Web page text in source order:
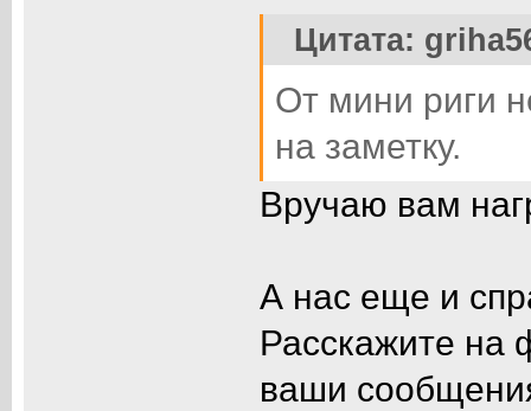
Цитата:
От мини риги
на заметку.
Вручаю вам
А нас еще и
Расскажите на
ваши